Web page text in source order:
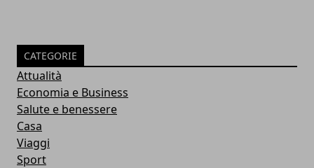
CATEGORIE
Attualità
Economia e Business
Salute e benessere
Casa
Viaggi
Sport